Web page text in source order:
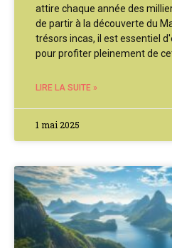
attire chaque année des
de partir à la découverte du
trésors incas, il est essentiel
pour profiter pleinement de
LIRE LA SUITE »
1 mai 2025